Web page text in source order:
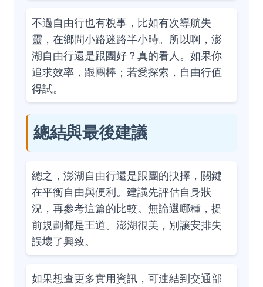
不過自由行也有糗事，比如有次導航失
靈，在鄉間小路迷路半小時。所以啊，澎
湖自由行還是跟團好？真的看人。如果你
追求效率，跟團棒；若愛探索，自由行值
得試。
總結與最後建議
總之，澎湖自由行還是跟團的抉擇，關鍵
在平衡自由與便利。建議先評估自身狀
況，再參考這篇的比較。無論選哪種，提
前規劃都是王道。澎湖很美，別讓安排失
誤壞了興致。
如果想查更多實用資訊，可連結到交通部